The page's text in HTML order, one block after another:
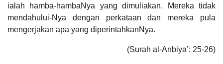
ialah hamba-hambaNya yang dimuliakan. Mereka tidak
mendahului-Nya dengan perkataan dan mereka pula
mengerjakan apa yang diperintahkanNya.
(Surah al-Anbiya’: 25-26)